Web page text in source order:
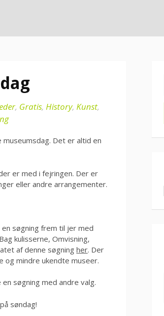
, Gratis, History, Kunst,
Det er altid en
er med i fejringen. Der er
eller andre arrangementer.
søgning frem til jer med
kulisserne, Omvisning,
af denne søgningher. Der
mindre ukendte museer.
søgning med andre valg.
søndag!